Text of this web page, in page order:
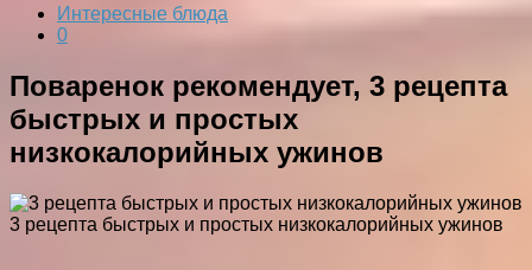
Интересные блюда
0
Поваренок рекомендует, 3 рецепта
быстрых и простых
низкокалорийных ужинов
3 рецепта быстрых и простых низкокалорийных ужинов